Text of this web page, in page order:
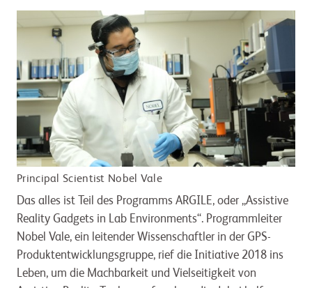
Principal Scientist Nobel Vale
Das alles ist Teil des Programms ARGILE, oder „Assistive
Reality Gadgets in Lab Environments“. Programmleiter
Nobel Vale, ein leitender Wissenschaftler in der GPS-
Produktentwicklungsgruppe, rief die Initiative 2018 ins
Leben, um die Machbarkeit und Vielseitigkeit von